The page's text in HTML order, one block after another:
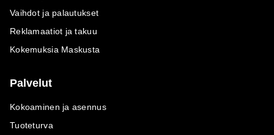
Vaihdot ja palautukset
Reklamaatiot ja takuu
Kokemuksia Maskusta
Palvelut
Kokoaminen ja asennus
Tuoteturva